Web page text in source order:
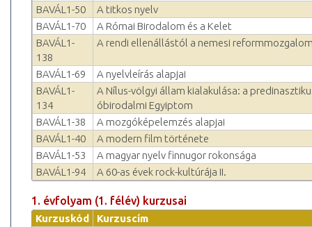
BAVÁL1-50
A titkos nyelv
BAVÁL1-70
A Római Birodalom és a Kelet
BAVÁL1-
138
A rendi ellenállástól a nemesi
BAVÁL1-69
A nyelvleírás alapjai
BAVÁL1-
134
A Nílus-völgyi állam kialakulása: a
óbirodalmi Egyiptom
BAVÁL1-38
A mozgóképelemzés alapjai
BAVÁL1-40
A modern film története
BAVÁL1-53
A magyar nyelv finnugor rokonsága
BAVÁL1-94
A 60-as évek rock-kultúrája II.
1. évfolyam (1. félév) kurzusai
Kurzuskód
Kurzuscím